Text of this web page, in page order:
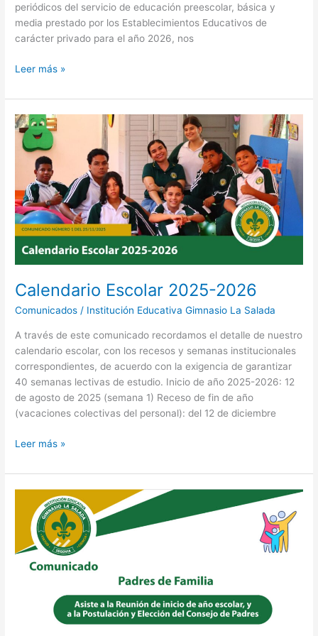
periódicos del servicio de educación preescolar, básica y
media prestado por los Establecimientos Educativos de
carácter privado para el año 2026, nos
Leer más »
Calendario Escolar 2025-2026
Comunicados / Institución Educativa Gimnasio La Salada
A través de este comunicado recordamos el detalle de nuestro
calendario escolar, con los recesos y semanas institucionales
correspondientes, de acuerdo con la exigencia de garantizar
40 semanas lectivas de estudio. Inicio de año 2025-2026: 12
de agosto de 2025 (semana 1) Receso de fin de año
(vacaciones colectivas del personal): del 12 de diciembre
Calendario
Escolar
2025-
2026
Leer más »
Reunión
inicio
año
escolar,